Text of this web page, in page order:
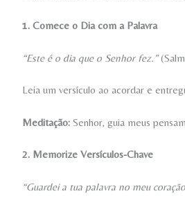
1. Comece o Dia com a Palavra
“Este é o dia que o Senhor fez.”
Leia um versículo ao acordar e
Meditação: Senhor, guia meus
2. Memorize Versículos-Chave
“Guardei a tua palavra no meu